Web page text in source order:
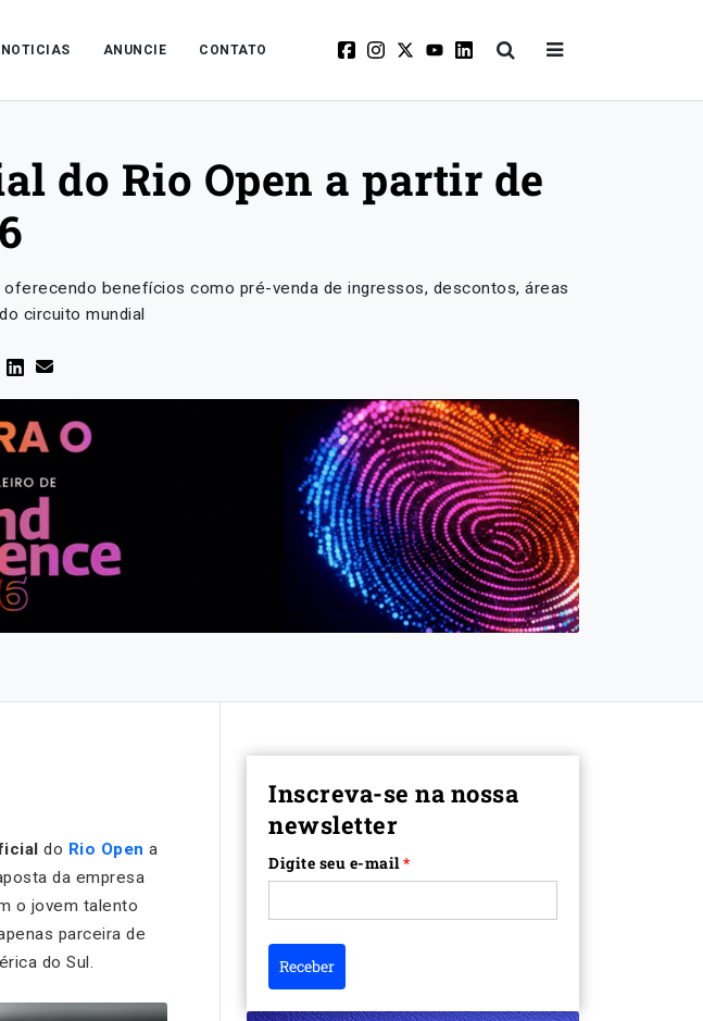
NOTICIAS ANUNCIE CONTATO
do Rio Open a partir de
benefícios como pré-venda de ingressos, descontos, áreas
circuito mundial
do Rio Open a
da empresa
o jovem talento
parceira de
do Sul.
Inscreva-se na nossa
newsletter
Digite seu e-mail*
Receber